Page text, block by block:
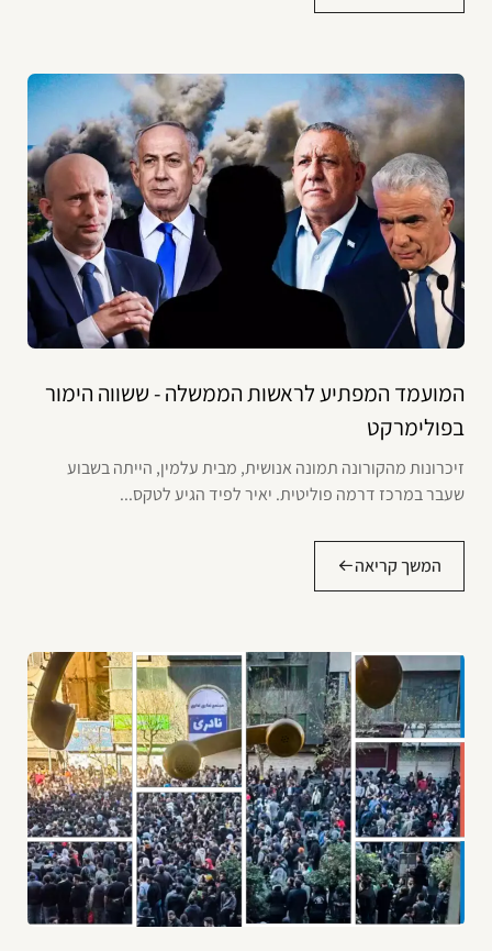
המועמד המפתיע לראשות הממשלה - ששווה הימור
בפולימרקט
זיכרונות מהקורונה תמונה אנושית, מבית עלמין, הייתה בשבוע
שעבר במרכז דרמה פוליטית. יאיר לפיד הגיע לטקס...
המשך קריאה